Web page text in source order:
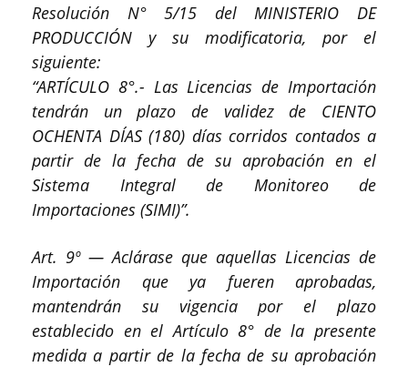
Resolución N° 5/15 del MINISTERIO DE
PRODUCCIÓN y su modificatoria, por el
siguiente:
“ARTÍCULO 8°.- Las Licencias de Importación
tendrán un plazo de validez de CIENTO
OCHENTA DÍAS (180) días corridos contados a
partir de la fecha de su aprobación en el
Sistema Integral de Monitoreo de
Importaciones (SIMI)”.
Art. 9º — Aclárase que aquellas Licencias de
Importación que ya fueren aprobadas,
mantendrán su vigencia por el plazo
establecido en el Artículo 8° de la presente
medida a partir de la fecha de su aprobación